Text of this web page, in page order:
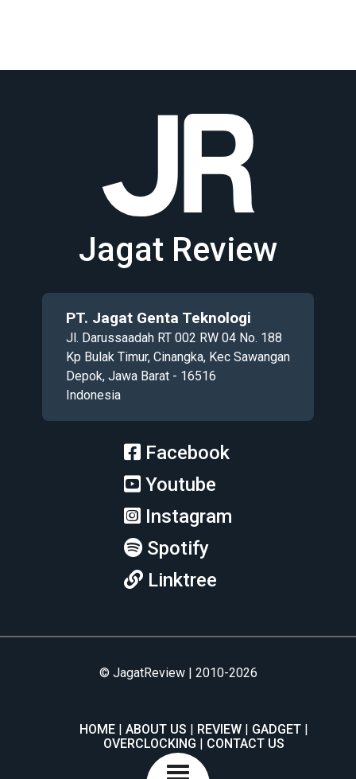
Jagat Review
PT. Jagat Genta Teknologi
Jl. Darussaadah RT 002 RW 04 No. 188
Kp Bulak Timur, Cinangka, Kec Sawangan
Depok, Jawa Barat - 16516
Indonesia
Facebook
Youtube
Instagram
Spotify
Linktree
© JagatReview | 2010-2026
HOME ABOUT US REVIEW
GADGET
OVERCLOCKING
CONTACT US